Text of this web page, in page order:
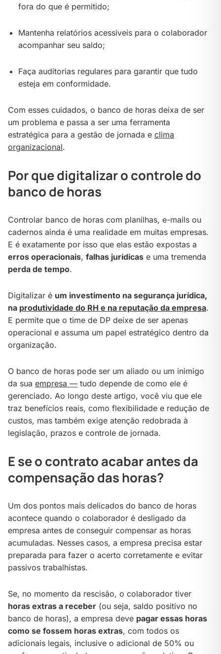
fora do que é permitido;
Mantenha relatórios acessíveis para o colaborador
acompanhar seu saldo;
Faça auditorias regulares para garantir que tudo
esteja em conformidade.
Com esses cuidados, o banco de horas deixa de ser
um problema e passa a ser uma ferramenta
estratégica para a gestão de jornada e clima
organizacional.
Por que digitalizar o controle do
banco de horas
Controlar banco de horas com planilhas, e-mails ou
cadernos ainda é uma realidade em muitas empresas.
E é exatamente por isso que elas estão expostas a
erros operacionais, falhas jurídicas e uma tremenda
perda de tempo.
Digitalizar é um investimento na segurança jurídica,
na produtividade do RH e na reputação da empresa.
E permite que o time de DP deixe de ser apenas
operacional e assuma um papel estratégico dentro da
organização.
O banco de horas pode ser um aliado ou um inimigo
da sua empresa — tudo depende de como ele é
gerenciado. Ao longo deste artigo, você viu que ele
traz benefícios reais, como flexibilidade e redução de
custos, mas também exige atenção redobrada à
legislação, prazos e controle de jornada.
E se o contrato acabar antes da
compensação das horas?
Um dos pontos mais delicados do banco de horas
acontece quando o colaborador é desligado da
empresa antes de conseguir compensar as horas
acumuladas. Nesses casos, a empresa precisa estar
preparada para fazer o acerto corretamente e evitar
passivos trabalhistas.
Se, no momento da rescisão, o colaborador tiver
horas extras a receber (ou seja, saldo positivo no
banco de horas), a empresa deve pagar essas horas
como se fossem horas extras, com todos os
adicionais legais, inclusive o adicional de 50% ou